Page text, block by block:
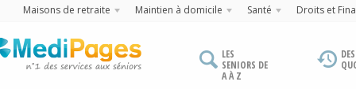
Maisons de retraite Maintien à domicile Santé Droits et
LES
SENIORS DE
A À Z